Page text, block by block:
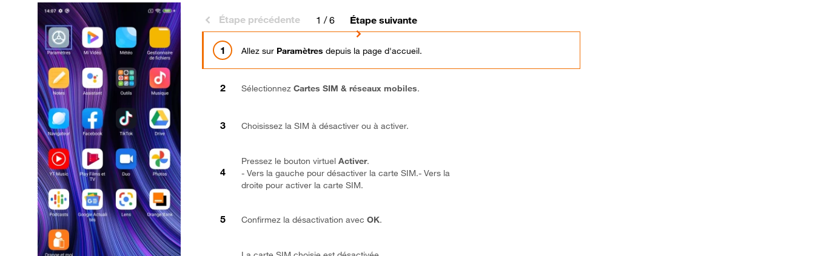
Étape précédente 1 / 6 Étape suivante
Allez sur Paramètres depuis la page d'accueil.
SélectionnezCartes SIM & réseaux mobiles.
Choisissez la SIM à désactiver ou à activer.
Pressez le bouton virtuelActiver.
- Vers la gauche pour désactiver la carte SIM.- Vers la
droite pour activer la carte SIM.
Confirmez la désactivation avecOK.